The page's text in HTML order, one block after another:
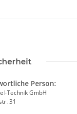
Person:
Technik GmbH
31